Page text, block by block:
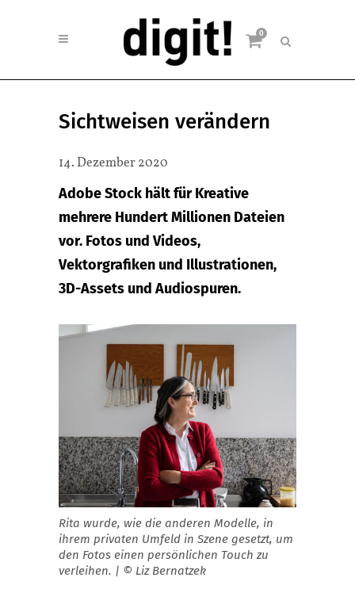
0
Sichtweisen verändern
14. Dezember 2020
Adobe Stock hält für Kreative
mehrere Hundert Millionen Dateien
vor. Fotos und Videos,
Vektorgrafiken und Illustrationen,
3D-Assets und Audiospuren.
Rita wurde, wie die anderen Modelle, in
ihrem privaten Umfeld in Szene gesetzt, um
den Fotos einen persönlichen Touch zu
verleihen. | © Liz Bernatzek